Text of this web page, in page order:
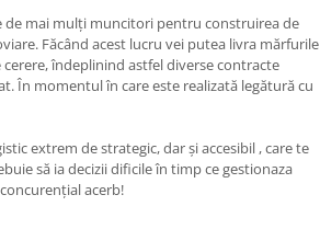
de mai mulți muncitori pentru construirea de
Făcând acest lucru vei putea livra mărfurile
îndeplinind astfel diverse contracte
În momentul în care este realizată legătură cu
extrem de strategic, dar și accesibil , care te
să ia decizii dificile în timp ce gestionaza
acerb!